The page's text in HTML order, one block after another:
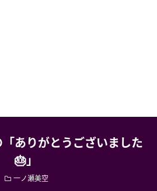
ありがとうございました
🎂」
一ノ瀬美空